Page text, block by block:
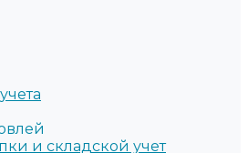
и складской учет